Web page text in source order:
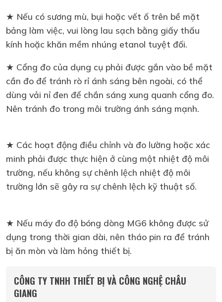
★ Nếu có sương mù, bụi hoặc vết ố trên bề mặt
bảng làm việc, vui lòng lau sạch bằng giấy thấu
kính hoặc khăn mềm nhúng etanol tuyệt đối.
★ Cổng đo của dụng cụ phải được gắn vào bề mặt
cần đo để tránh rò rỉ ánh sáng bên ngoài, có thể
dùng vải nỉ đen để chắn sáng xung quanh cổng đo.
Nên tránh đo trong môi trường ánh sáng mạnh.
★ Các hoạt động điều chỉnh và đo lường hoặc xác
minh phải được thực hiện ở cùng một nhiệt độ môi
trường, nếu không sự chênh lệch nhiệt độ môi
trường lớn sẽ gây ra sự chênh lệch kỹ thuật số.
★ Nếu máy đo độ bóng dòng MG6 không được sử
dụng trong thời gian dài, nên tháo pin ra để tránh
bị ăn mòn và làm hỏng thiết bị.
CÔNG TY TNHH THIẾT BỊ VÀ CÔNG NGHỆ CHÂU
GIANG